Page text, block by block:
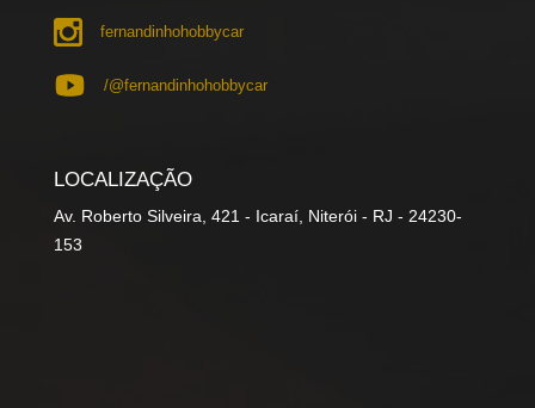
fernandinhohobbycar
/@fernandinhohobbycar
LOCALIZAÇÃO
Av. Roberto Silveira, 421 - Icaraí, Niterói - RJ - 24230-
153